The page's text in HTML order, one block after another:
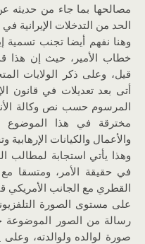
مصالحها بما جاء من حديثه
الحد من التدخلات الإيرانية
وهنا نفهم أيضا تجنب
خطاب الأمير، حيث إن هذا
قيل، وعلى ذكر الولايات
المرسوم حسب نص وكالة
مخترقة في هذا الموضوع
والأعمال والكيانات الإرهابية
وهذا يأتي استجابة لمطالب
في حقيقة الأمر، ومتسقا
القطري مع الجانب الأمريكي
على مستوى الصورة
رسالة من الصور الموضوعة
صورة لوالده ولوالدته،